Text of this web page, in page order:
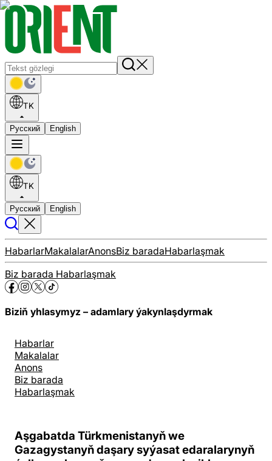
TK
Русский English
TK
Русский English
HabarlarMakalalarAnonsBiz baradaHabarlaşmak
Biz barada Habarlaşmak
Biziň yhlasymyz – adamlary ýakynlaşdyrmak
Habarlar
Makalalar
Anons
Biz barada
Habarlaşmak
Aşgabatda Türkmenistanyň we
Gazagystanyň daşary syýasat edaralarynyň